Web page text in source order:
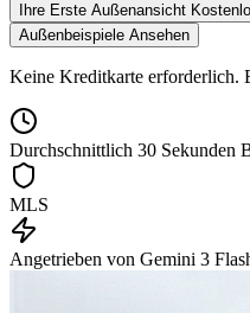
Ihre Erste Außenansicht
Außenbeispiele Ansehen
Keine Kreditkarte erforderlich.
Durchschnittlich 30 Sekunden
MLS
Angetrieben von Gemini 3